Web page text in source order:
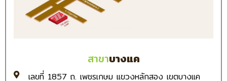
สาขาบางแค
เลขที่ 1857 ถ. เพชรเกษม แขวงหลักสอง เขตบางแค